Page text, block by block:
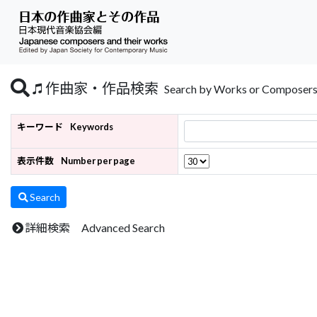
作曲家・作品検索 Search by Works or Composers
キーワード Keywords
表示件数 Number per page
Search
詳細検索 Advanced Search